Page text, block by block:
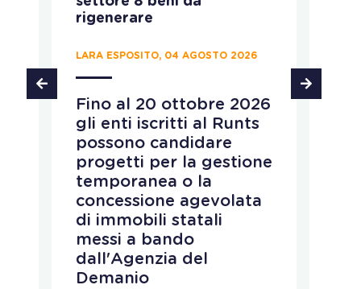
rigenerare
LARA ESPOSITO, 04 AGOSTO 2026
Fino al 20 ottobre 2026
gli enti iscritti al Runts
possono candidare
progetti per la gestione
temporanea o la
concessione agevolata
di immobili statali
messi a bando
dall'Agenzia del
Demanio